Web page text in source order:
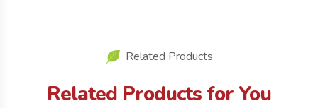
Related Products
Related Products for You